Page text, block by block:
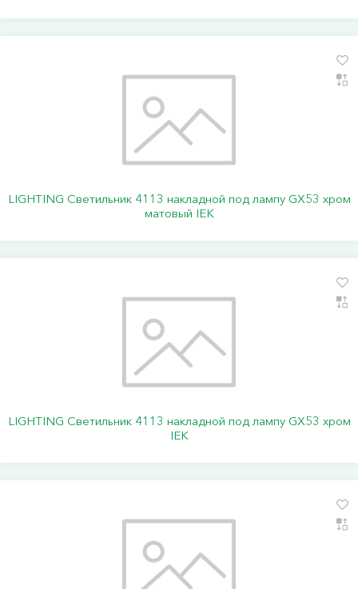
LIGHTING Светильник 4113 накладной под лампу GX53 хром
матовый IEK
LIGHTING Светильник 4113 накладной под лампу GX53 хром
IEK